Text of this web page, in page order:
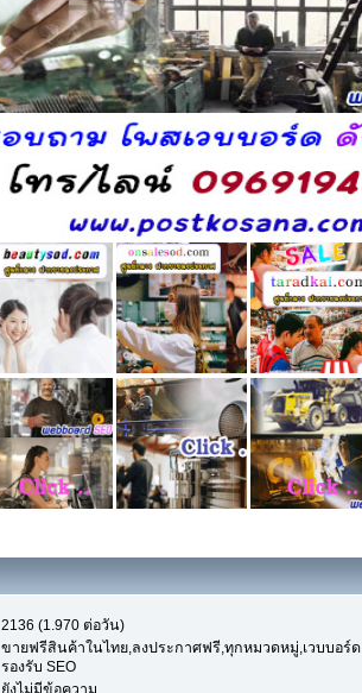
2136 (1.970 ต่อวัน)
ขายฟรีสินค้าในไทย,ลงประกาศฟรี,ทุกหมวดหมู่,เวบบอร์ด
รองรับ SEO
ยังไม่มีข้อความ